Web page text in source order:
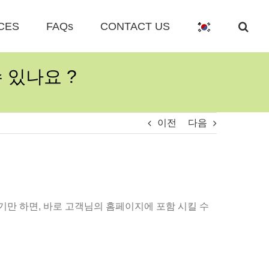
FAQs CONTACT US
있나요 ?
이전 다음
하면, 바로 고객님의 홈페이지에 포함 시킬 수